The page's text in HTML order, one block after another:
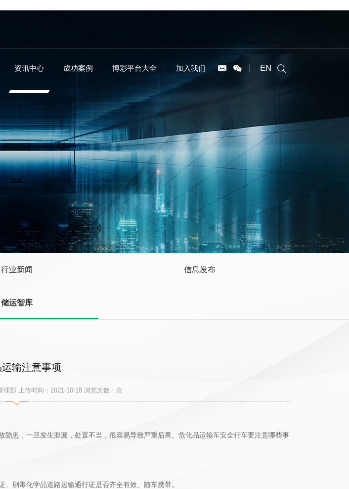
EN
资讯中心 成功案例 博彩平台大全 加入我们
行业新闻 信息发布
储运智库
输注意事项
部 上传时间：2021-10-18 浏览次数： 次
患，一旦发生泄漏，处置不当，很容易导致严重后果。危化品运输车安全行车要注意哪些事
剧毒化学品道路运输通行证是否齐全有效、随车携带。